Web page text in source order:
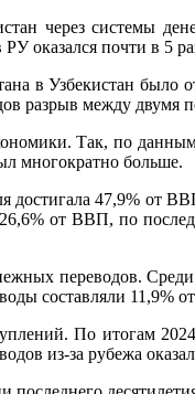
через системы
оказался почти в 5
в Узбекистан было
разрыв между двумя
Так, по
многократно больше.
достигала 47,9%
от ВВП, по
переводов. Среди
составляли
По итогам
из-за рубежа